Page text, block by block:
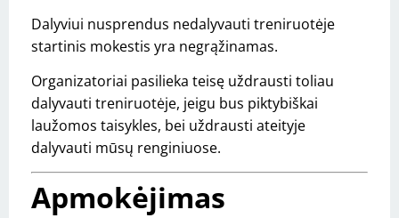
Dalyviui nusprendus nedalyvauti treniruotėje
startinis mokestis yra negrąžinamas.
Organizatoriai pasilieka teisę uždrausti toliau
dalyvauti treniruotėje, jeigu bus piktybiškai
laužomos taisykles, bei uždrausti ateityje
dalyvauti mūsų renginiuose.
Apmokėjimas